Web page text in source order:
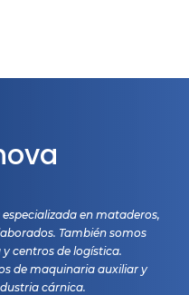
en mataderos,
También somos
centros de logística.
de maquinaria auxiliar y
cárnica.